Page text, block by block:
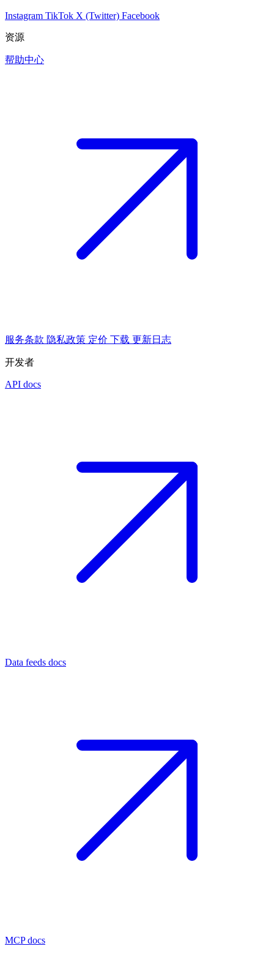
Instagram TikTok X (Twitter) Facebook
资源
帮助中心
服务条款 隐私政策 定价 下载 更新日志
开发者
API docs
Data feeds docs
MCP docs